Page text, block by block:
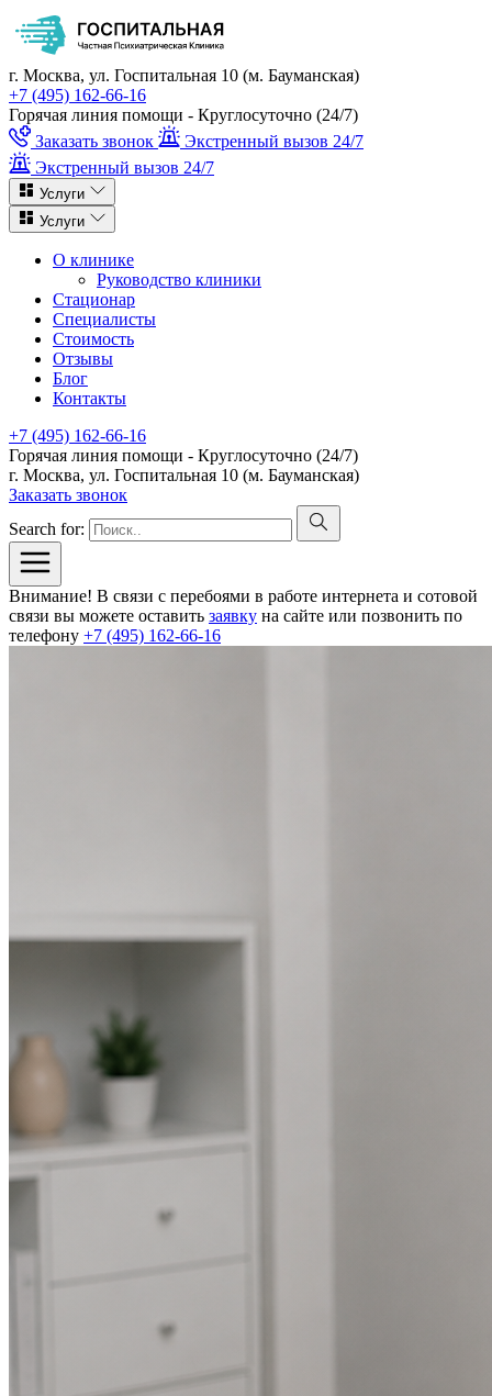
г. Москва, ул. Госпитальная 10 (м. Бауманская)
+7 (495) 162-66-16
Горячая линия помощи - Круглосуточно (24/7)
Заказать звонок
Экстренный вызов 24/7
Экстренный вызов 24/7
Услуги
Услуги
О клинике
Руководство клиники
Стационар
Специалисты
Стоимость
Отзывы
Блог
Контакты
+7 (495) 162-66-16
Горячая линия помощи - Круглосуточно (24/7)
г. Москва, ул. Госпитальная 10 (м. Бауманская)
Заказать звонок
Search for:
Внимание! В связи с перебоями в работе интернета и сотовой
связи вы можете оставить заявку на сайте или позвонить по
телефону +7 (495) 162-66-16